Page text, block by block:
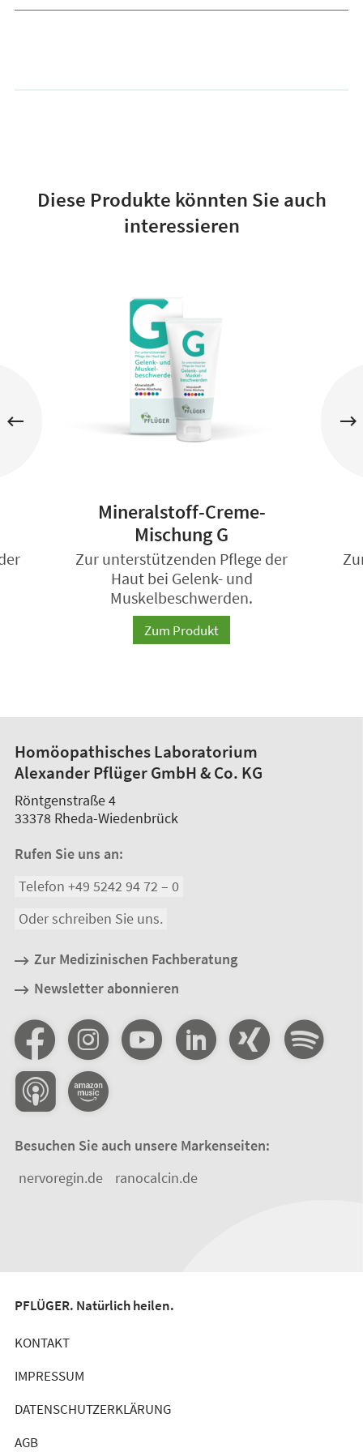
Diese Produkte könnten Sie auch
interessieren
Mineralstoff-Creme-
Mischung G
Zur unterstützenden Pflege der
Haut bei Gelenk- und
Muskelbeschwerden.
Zum Produkt
Homöopathisches Laboratorium
Alexander Pflüger GmbH & Co. KG
Röntgenstraße 4
33378 Rheda-Wiedenbrück
Rufen Sie uns an:
Telefon +49 5242 94 72 – 0
Oder schreiben Sie uns.
Zur Medizinischen Fachberatung
Newsletter abonnieren
Besuchen Sie auch unsere Markenseiten:
nervoregin.de
ranocalcin.de
PFLÜGER. Natürlich heilen.
KONTAKT
IMPRESSUM
DATENSCHUTZERKLÄRUNG
AGB